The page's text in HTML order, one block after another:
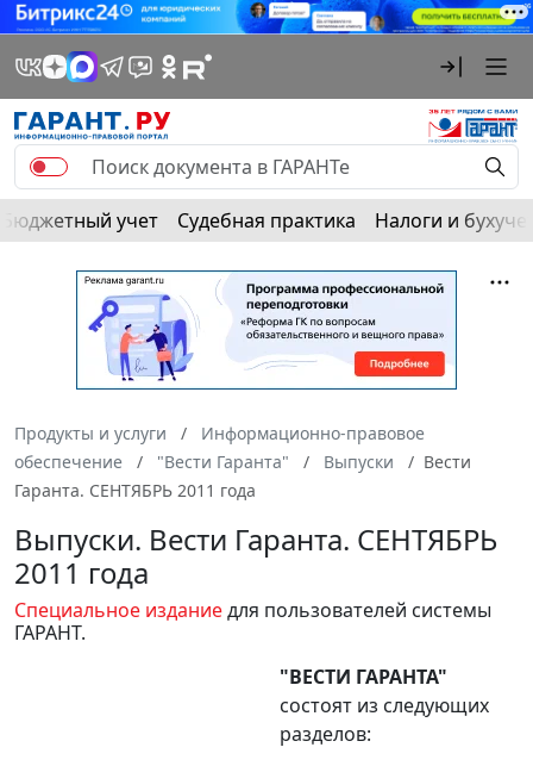
Бюджетный учет Судебная практика Налоги и
Продукты и услуги
Информационно-правовое
обеспечение
"Вести Гаранта" Выпуски
Вести
Гаранта. СЕНТЯБРЬ 2011 года
Выпуски. Вести Гаранта. СЕНТЯБРЬ
2011 года
Специальное изданиедля пользователей системы
ГАРАНТ.
"ВЕСТИ ГАРАНТА"
состоят из следующих
разделов: